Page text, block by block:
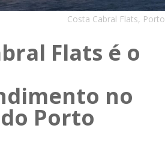
Costa Cabral Flats, Porto
Flats é o
no
Porto